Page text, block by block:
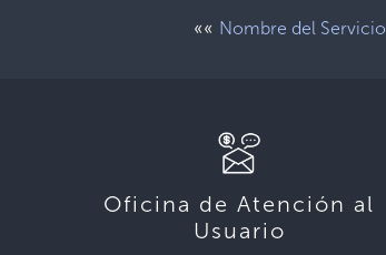
«« Nombre del Servicio
Oficina de Atención al
Usuario